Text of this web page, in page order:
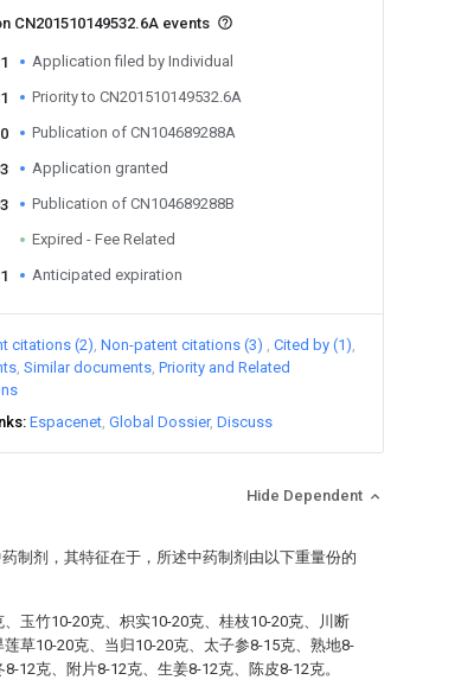
CN201510149532.6A events
Application filed by Individual
Priority to CN201510149532.6A
Publication of CN104689288A
Application granted
Publication of CN104689288B
Expired - Fee Related
Anticipated expiration
citations (2) Non-patent citations (3)
Cited by (1)
Similar documents Priority and Related
Espacenet Global Dossier Discuss
Hide Dependent
制剂，其特征在于，所述中药制剂由以下重量份的
玉竹10-20克、枳实10-20克、桂枝10-20克、川断
草10-20克、当归10-20克、太子参8-15克、熟地8-
12克、附片8-12克、生姜8-12克、陈皮8-12克。